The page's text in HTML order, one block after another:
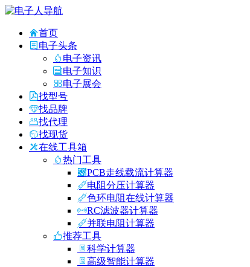
首页
电子头条
电子资讯
电子知识
电子展会
找型号
找品牌
找代理
找现货
在线工具箱
热门工具
PCB走线载流计算器
电阻分压计算器
色环电阻在线计算器
RC滤波器计算器
并联电阻计算器
推荐工具
科学计算器
高级智能计算器